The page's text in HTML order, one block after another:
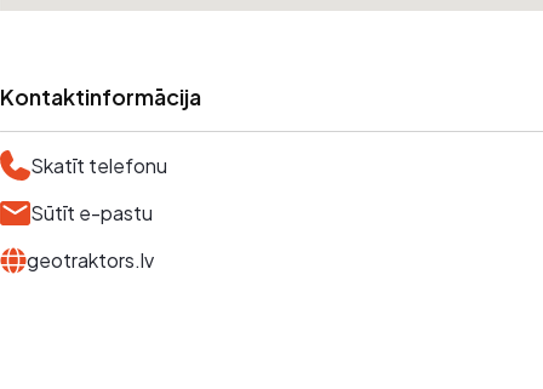
Kontaktinformācija
Skatīt telefonu
Sūtīt e-pastu
geotraktors.lv